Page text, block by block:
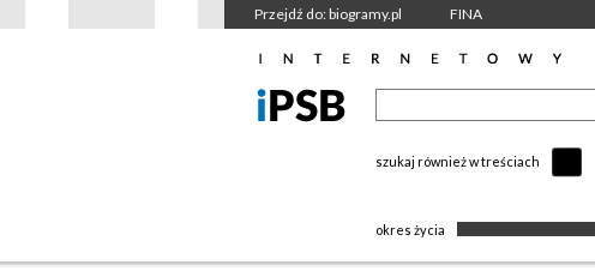
Przejdź do: biogramy.pl FINA
szukaj również w treściach
okres życia